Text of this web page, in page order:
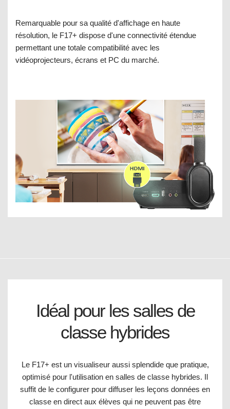
Remarquable pour sa qualité d'affichage en haute
résolution, le F17+ dispose d'une connectivité étendue
permettant une totale compatibilité avec les
vidéoprojecteurs, écrans et PC du marché.
Idéal pour les salles de
classe hybrides
Le F17+ est un visualiseur aussi splendide que pratique,
optimisé pour l'utilisation en salles de classe hybrides. Il
suffit de le configurer pour diffuser les leçons données en
classe en direct aux élèves qui ne peuvent pas être